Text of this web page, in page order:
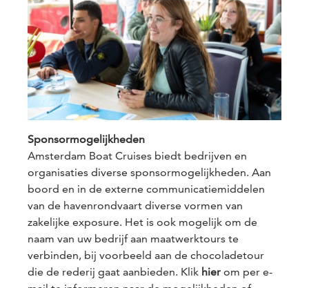
Sponsormogelijkheden
Amsterdam Boat Cruises biedt bedrijven en
organisaties diverse sponsormogelijkheden. Aan
boord en in de externe communicatiemiddelen
van de havenrondvaart diverse vormen van
zakelijke exposure. Het is ook mogelijk om de
naam van uw bedrijf aan maatwerktours te
verbinden, bij voorbeeld aan de chocoladetour
die de rederij gaat aanbieden. Klik hier om per e-